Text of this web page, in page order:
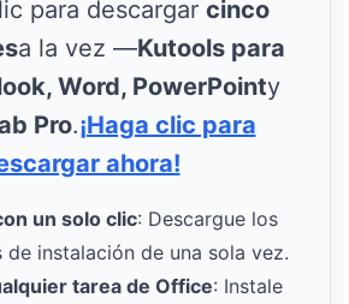
para descargar cinco
a la vez —Kutools para
Word, PowerPointy
Pro.¡Haga clic para
ahora!
un solo clic: Descargue los
instalación de una sola vez.
tarea de Office: Instale